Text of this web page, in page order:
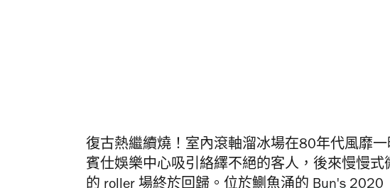
復古熱繼續燒！室內滾軸溜冰場在80年代風靡
賓仕娛樂中心吸引絡繹不絕的客人，後來慢慢